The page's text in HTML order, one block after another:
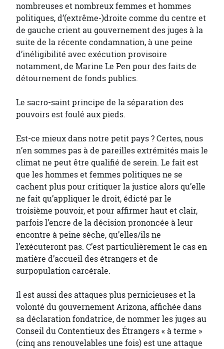
nombreuses et nombreux femmes et hommes
politiques, d’(extrême-)droite comme du centre et
de gauche crient au gouvernement des juges à la
suite de la récente condamnation, à une peine
d’inéligibilité avec exécution provisoire
notamment, de Marine Le Pen pour des faits de
détournement de fonds publics.
Le sacro-saint principe de la séparation des
pouvoirs est foulé aux pieds.
Est-ce mieux dans notre petit pays ? Certes, nous
n’en sommes pas à de pareilles extrémités mais le
climat ne peut être qualifié de serein. Le fait est
que les hommes et femmes politiques ne se
cachent plus pour critiquer la justice alors qu’elle
ne fait qu’appliquer le droit, édicté par le
troisième pouvoir, et pour affirmer haut et clair,
parfois l’encre de la décision prononcée à leur
encontre à peine sèche, qu’elles/ils ne
l’exécuteront pas. C’est particulièrement le cas en
matière d’accueil des étrangers et de
surpopulation carcérale.
Il est aussi des attaques plus pernicieuses et la
volonté du gouvernement Arizona, affichée dans
sa déclaration fondatrice, de nommer les juges au
Conseil du Contentieux des Étrangers « à terme »
(cinq ans renouvelables une fois) est une attaque